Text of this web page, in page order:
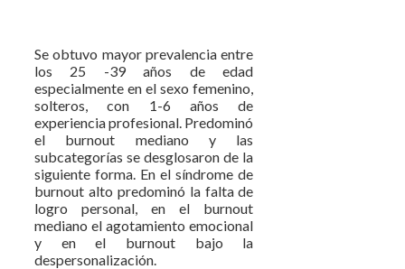
Se obtuvo mayor prevalencia entre
los 25 -39 años de edad
especialmente en el sexo femenino,
solteros, con 1-6 años de
experiencia profesional. Predominó
el burnout mediano y las
subcategorías se desglosaron de la
siguiente forma. En el síndrome de
burnout alto predominó la falta de
logro personal, en el burnout
mediano el agotamiento emocional
y en el burnout bajo la
despersonalización.